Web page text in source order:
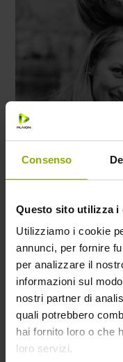
Consenso
Questo sito utilizza i
Utilizziamo i cookie
annunci, per fornire
per analizzare il
informazioni sul
nostri partner di
quali potrebbero
hai fornito loro o che
loro servizi.
La situazione si
soffrire per la
due figli, ma già
alle follie dei
guerra di questa
tribunale, per la
i Kramer (Dustin
e al suo posto
rabbia.